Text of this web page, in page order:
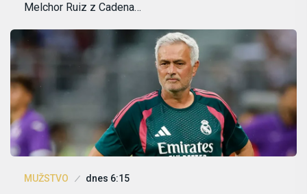
Melchor Ruiz z Cadena…
MUŽSTVO dnes 6:15